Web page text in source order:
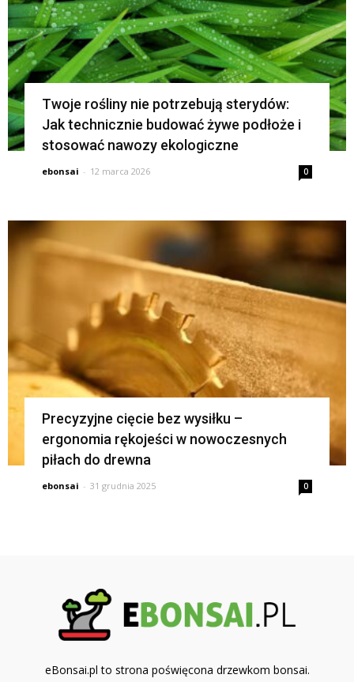
Twoje rośliny nie potrzebują sterydów:
Jak technicznie budować żywe podłoże i
stosować nawozy ekologiczne
ebonsai - 12 marca 2026 0
Precyzyjne cięcie bez wysiłku –
ergonomia rękojeści w nowoczesnych
piłach do drewna
ebonsai - 31 grudnia 2025 0
eBonsai.pl to strona poświęcona drzewkom bonsai.